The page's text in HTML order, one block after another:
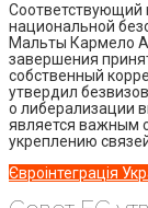
Соответствующий
национальной
Мальты Кармело
завершения
собственный
утвердил
о либерализации
является важным
укреплению
Євроінтеграція